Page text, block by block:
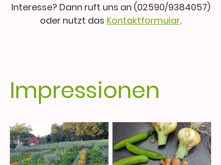
Interesse? Dann ruft uns an (02590/9384057)
oder nutzt das Kontaktformular.
Impressionen